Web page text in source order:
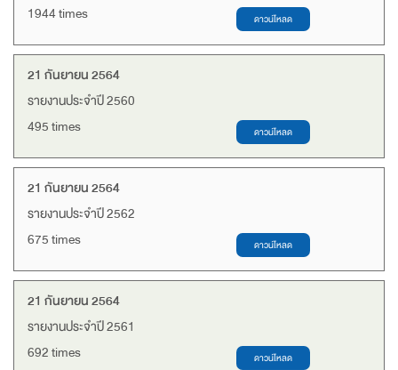
1944 times
21 กันยายน 2564
รายงานประจำปี 2560
495 times
21 กันยายน 2564
รายงานประจำปี 2562
675 times
21 กันยายน 2564
รายงานประจำปี 2561
692 times